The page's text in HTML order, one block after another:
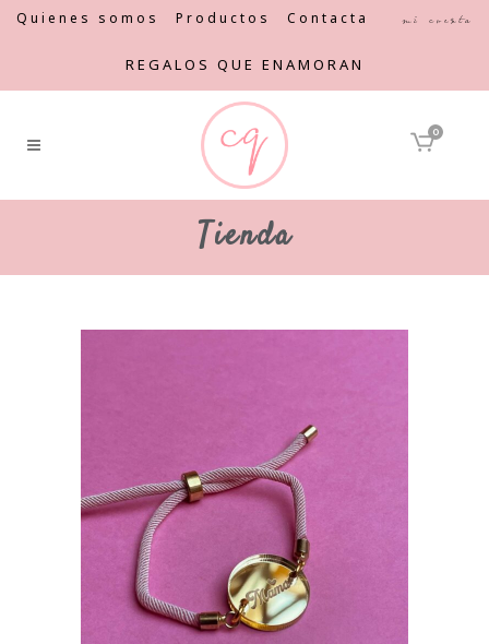
Quienes somos Productos Contacta Mi cuenta
REGALOS QUE ENAMORAN
0
Tienda